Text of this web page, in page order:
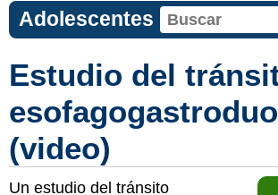
Adolescentes
Estudio del
(video)
Un estudio del tránsito